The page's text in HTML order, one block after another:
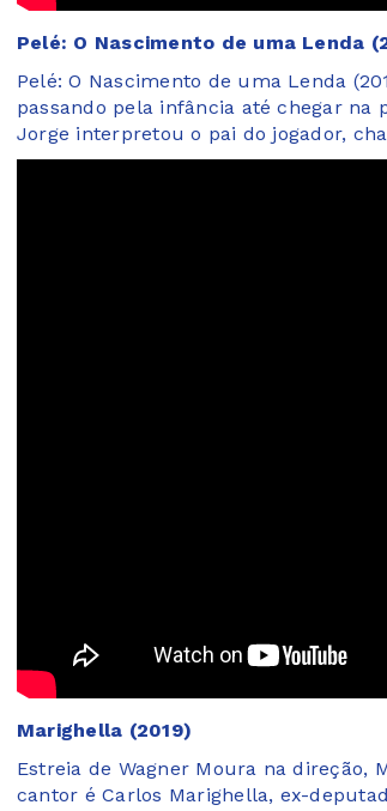
Pelé: O Nascimento de uma Lenda
Pelé: O Nascimento de uma Lenda
passando pela infância até chegar
Jorge interpretou o pai do jogador,
Marighella (2019)
Estreia de Wagner Moura na direção,
cantor é Carlos Marighella, ex-